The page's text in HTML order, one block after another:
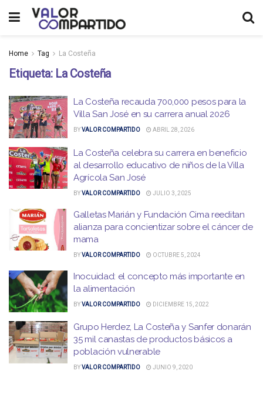
Home Tag La Costeña
Etiqueta: La Costeña
La Costeña recauda 700,000 pesos para la
Villa San José en su carrera anual 2026
BYVALOR COMPARTIDO ABRIL 28, 2026
La Costeña celebra su carrera en beneficio
al desarrollo educativo de niños de la Villa
Agrícola San José
BYVALOR COMPARTIDO JULIO 3, 2025
Galletas Marián y Fundación Cima reeditan
alianza para concientizar sobre el cáncer de
mama
BYVALOR COMPARTIDO OCTUBRE 5, 2024
Inocuidad: el concepto más importante en
la alimentación
BYVALOR COMPARTIDO DICIEMBRE 15, 2022
Grupo Herdez, La Costeña y Sanfer donarán
35 mil canastas de productos básicos a
población vulnerable
BYVALOR COMPARTIDO JUNIO 9, 2020